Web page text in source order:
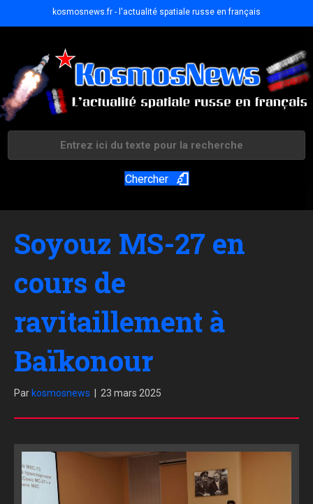
kosmosnews.fr - l'actualité spatiale russe en français
Chercher
Soyouz MS-27 en
cours de
ravitaillement à
Baïkonour
Par kosmosnews 23 mars 2025